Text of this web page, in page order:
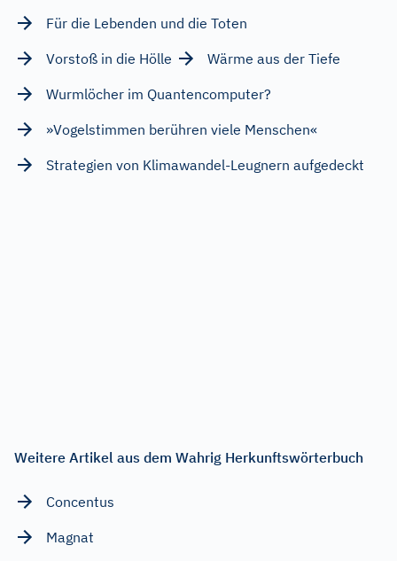
Für die Lebenden und die Toten
Vorstoß in die Hölle
Wärme aus der Tiefe
Wurmlöcher im Quantencomputer?
»Vogelstimmen berühren viele Menschen«
Strategien von Klimawandel-Leugnern aufgedeckt
Weitere Artikel aus dem Wahrig Herkunftswörterbuch
Concentus
Magnat